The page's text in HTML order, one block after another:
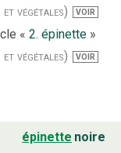
et végétales) VOIR
« 2. épinette »
et végétales)
VOIR
épinette noire